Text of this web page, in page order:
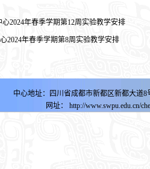
2024年春季学期第12周实验教学安排
2024年春季学期第8周实验教学安排
中心地址：四川省成都市新都区新都大
网址：
http://www.swpu.edu.cn/